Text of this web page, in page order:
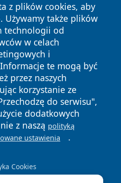
z plików cookies, aby
Używamy także plików
technologii od
w celach
i
te mogą być
przez naszych
korzystanie ze
do serwisu",
dodatkowych
z naszą polityką
ustawienia .
Cookies
Wszystkie prawa
Polityka
Cookies